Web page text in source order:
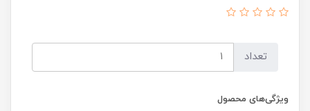
تعداد
ویژگی‌های محصول